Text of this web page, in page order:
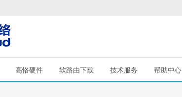
高恪硬件 软路由下载 技术服务 帮助中心